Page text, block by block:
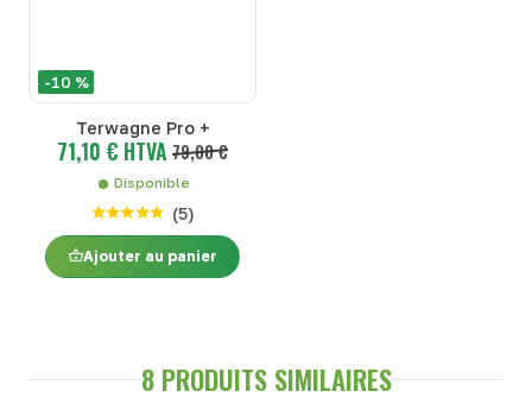
-10 %
Terwagne Pro +
71,10 € HTVA 79,00 €
Disponible
(5)
Ajouter au panier
8 PRODUITS SIMILAIRES